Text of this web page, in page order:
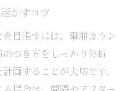
かすコツ
目指すには、事前カウン
つき方をしっかり分析
画することが大切です。